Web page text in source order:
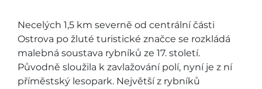
Necelých 1,5 km severně od centrální části
Ostrova po žluté turistické značce se rozkládá
malebná soustava rybníků ze 17. století.
Původně sloužila k zavlažování polí, nyní je z ní
příměstský lesopark. Největší z rybníků